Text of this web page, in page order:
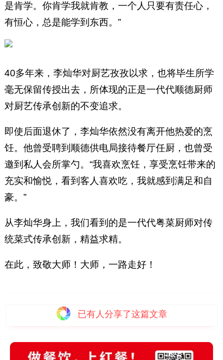
是肯学。你肯学我就肯教，一个人只要有责任心，
有恒心，总是能学到东西。”
40多年来，李灿华对厨艺孜孜以求，也将毕生所学
毫无保留传授出去，所体现的正是一代代顺德厨师
对厨艺传承创新的不变追求。
即使后面退休了，李灿华依然没有离开他热爱的烹
饪。他曾受聘到顺德供电局接待餐厅任厨，也曾受
邀到私人会所掌勺。“我喜欢烹饪，享受烹饪带来的
充实和愉悦，看到客人喜欢吃，我就感到满足和自
豪。”
从李灿华身上，我们看到的是一代代粤菜厨师对传
统菜式传承创新，精益求精。
在此，致敬大师！大师，一路走好！
已有 人分享了这篇文章